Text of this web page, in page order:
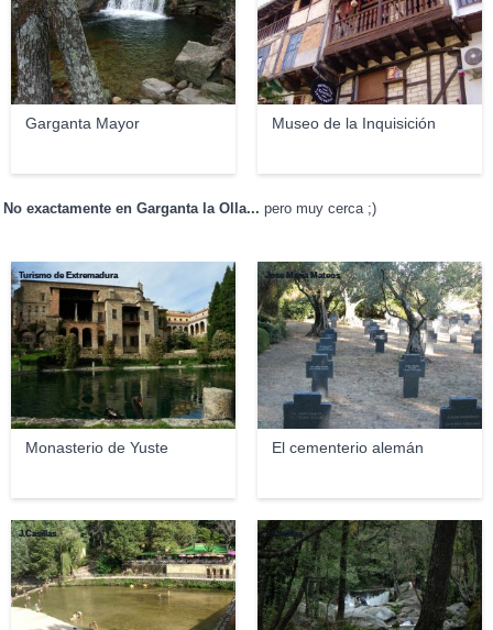
Garganta Mayor Museo de la Inquisición
No exactamente en Garganta la Olla... pero muy cerca ;)
Monasterio de Yuste
Turismo de Extremadura
El cementerio alemán
Jose María Mateos
J.Casillas J.Casillas